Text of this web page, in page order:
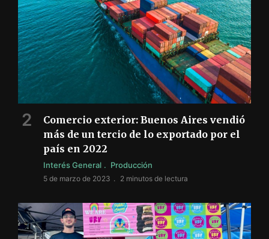
Comercio exterior: Buenos Aires vendió
más de un tercio de lo exportado por el
país en 2022
Interés General Producción
5 de marzo de 2023 2 minutos de lectura